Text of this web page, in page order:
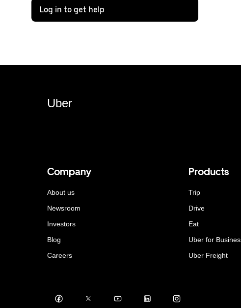
Log in to get help
Uber
Company
About us
Newsroom
Investors
Blog
Careers
Products
Trip
Drive
Eat
Uber for
Uber Freight